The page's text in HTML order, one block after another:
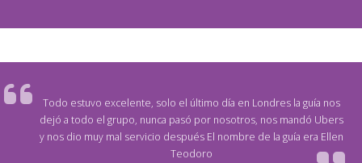
Todo estuvo excelente, solo el último día en Londres la guía nos
dejó a todo el grupo, nunca pasó por nosotros, nos mandó Ubers
y nos dio muy mal servicio después El nombre de la guía era Ellen
Teodoro